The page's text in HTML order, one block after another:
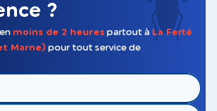
?
moins de 2 heures partout à La Ferté
Marne) pour tout service de